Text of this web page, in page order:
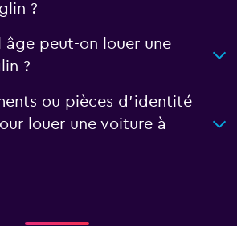
?
peut-on louer une
?
ou pièces d'identité
louer une voiture à